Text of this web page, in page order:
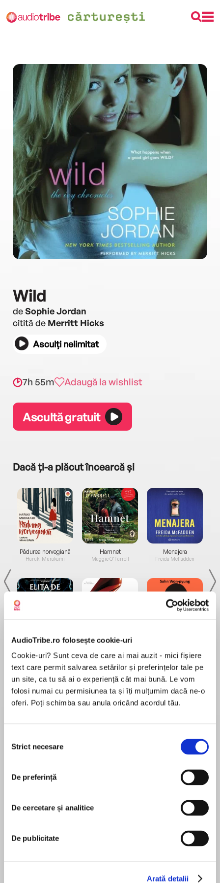
AudioTribe.ro folosește cookie-uri
Cookie-uri? Sunt ceva de care ai mai auzit - mici fișiere
text care permit salvarea setărilor și preferințelor tale pe
un site, ca tu să ai o experiență cât mai bună. Le vom
folosi numai cu permisiunea ta și îți mulțumim dacă ne-o
oferi. Poți schimba sau anula oricând acordul tău.
consimțământului
Strict necesare
De preferință
De cercetare și analitice
De publicitate
Arată detalii
Wild
deSophie Jordan
citită de Merritt Hicks
Asculți nelimitat
7h 55m Adaugă la wishlist
Ascultă gratuit
Dacă ți-a plăcut încearcă și
Pădurea norvegiană
Haruki Murakami
Elita de Argint (Elita
Hamnet
Maggie O'Farrell
Diavolul se îmbracă de
Menajera
Freida McFadden
Desprecarte
Jordan’s sexy New Adult romance series, in
which three Ivy League suite-mates seek higher
Georgia can still hear the insults he hurled at
her. Boring. Predictable. Tame. Tired of feeling
bad, she’s ready to change her image, and go a
little wild. What better way to prove her ex
MAI MULT
pentru această carte